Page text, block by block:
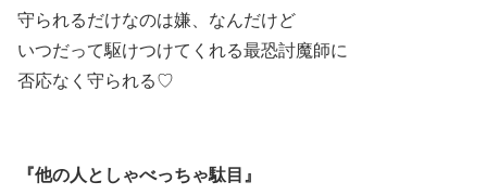
守られるだけなのは嫌、なんだけど
いつだって駆けつけてくれる最恐討魔師に
否応なく守られる♡
『他の人としゃべっちゃ駄目』